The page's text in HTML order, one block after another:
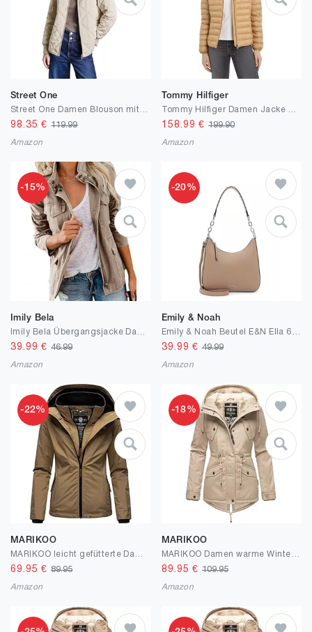
Street One
98.35 €119.99
Amazon
Tommy Hilfiger
158.99 € 199.90
Amazon
-15%
Imily Bela
39.99 €46.99
Amazon
-20%
Emily & Noah
39.99 € 49.99
Amazon
-22%
MARIKOO
69.95 €89.95
Amazon
-18%
MARIKOO
89.95 € 109.95
Amazon